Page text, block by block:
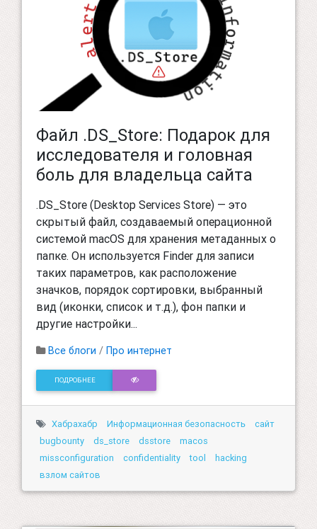
Файл .DS_Store: Подарок для
исследователя и головная
боль для владельца сайта
.DS_Store (Desktop Services Store) — это
скрытый файл, создаваемый операционной
системой macOS для хранения метаданных о
папке. Он используется Finder для записи
таких параметров, как расположение
значков, порядок сортировки, выбранный
вид (иконки, список и т.д.), фон папки и
другие настройки...
Все блоги / Про интернет
ПОДРОБНЕЕ
Хабрахабр Информационная безопасность
сайт
bugbounty
ds_store dsstore
macos
missconfiguration
confidentiality tool
hacking
взлом сайтов